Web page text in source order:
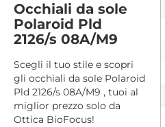
Occhiali da sole
Polaroid Pld
2126/s 08A/M9
Scegli il tuo stile e scopri
gli occhiali da sole Polaroid
Pld 2126/s 08A/M9 , tuoi al
miglior prezzo solo da
Ottica BioFocus!